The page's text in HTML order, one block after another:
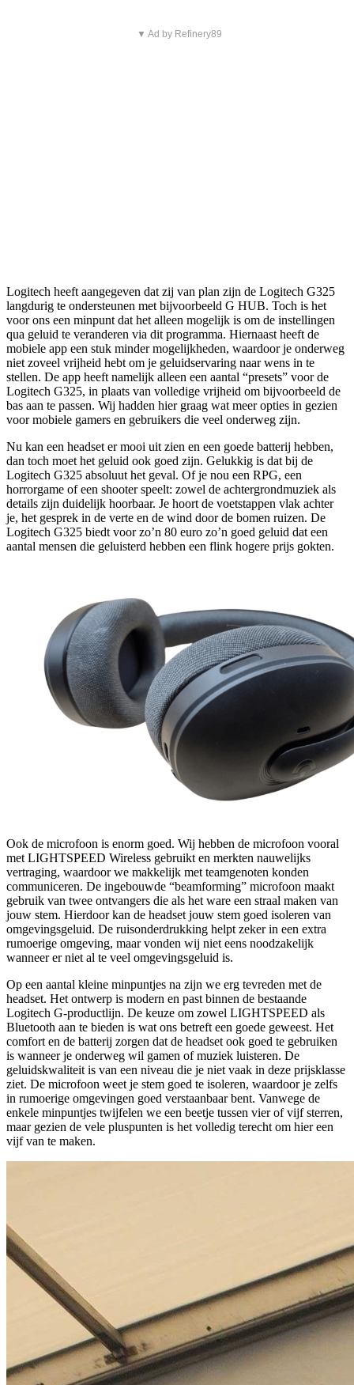
▼ Ad by Refinery89
Logitech heeft aangegeven dat zij van plan zijn de Logitech G325
langdurig te ondersteunen met bijvoorbeeld G HUB. Toch is het
voor ons een minpunt dat het alleen mogelijk is om de instellingen
qua geluid te veranderen via dit programma. Hiernaast heeft de
mobiele app een stuk minder mogelijkheden, waardoor je onderweg
niet zoveel vrijheid hebt om je geluidservaring naar wens in te
stellen. De app heeft namelijk alleen een aantal “presets” voor de
Logitech G325, in plaats van volledige vrijheid om bijvoorbeeld de
bas aan te passen. Wij hadden hier graag wat meer opties in gezien
voor mobiele gamers en gebruikers die veel onderweg zijn.
Nu kan een headset er mooi uit zien en een goede batterij hebben,
dan toch moet het geluid ook goed zijn. Gelukkig is dat bij de
Logitech G325 absoluut het geval. Of je nou een RPG, een
horrorgame of een shooter speelt: zowel de achtergrondmuziek als
details zijn duidelijk hoorbaar. Je hoort de voetstappen vlak achter
je, het gesprek in de verte en de wind door de bomen ruizen. De
Logitech G325 biedt voor zo’n 80 euro zo’n goed geluid dat een
aantal mensen die geluisterd hebben een flink hogere prijs gokten.
Ook de microfoon is enorm goed. Wij hebben de microfoon vooral
met LIGHTSPEED Wireless gebruikt en merkten nauwelijks
vertraging, waardoor we makkelijk met teamgenoten konden
communiceren. De ingebouwde “beamforming” microfoon maakt
gebruik van twee ontvangers die als het ware een straal maken van
jouw stem. Hierdoor kan de headset jouw stem goed isoleren van
omgevingsgeluid. De ruisonderdrukking helpt zeker in een extra
rumoerige omgeving, maar vonden wij niet eens noodzakelijk
wanneer er niet al te veel omgevingsgeluid is.
Op een aantal kleine minpuntjes na zijn we erg tevreden met de
headset. Het ontwerp is modern en past binnen de bestaande
Logitech G-productlijn. De keuze om zowel LIGHTSPEED als
Bluetooth aan te bieden is wat ons betreft een goede geweest. Het
comfort en de batterij zorgen dat de headset ook goed te gebruiken
is wanneer je onderweg wil gamen of muziek luisteren. De
geluidskwaliteit is van een niveau die je niet vaak in deze prijsklasse
ziet. De microfoon weet je stem goed te isoleren, waardoor je zelfs
in rumoerige omgevingen goed verstaanbaar bent. Vanwege de
enkele minpuntjes twijfelen we een beetje tussen vier of vijf sterren,
maar gezien de vele pluspunten is het volledig terecht om hier een
vijf van te maken.